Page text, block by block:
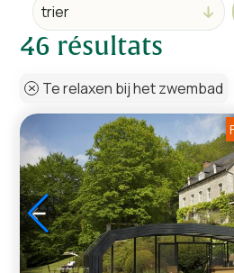
résultats
Te relaxen bij het zwembad